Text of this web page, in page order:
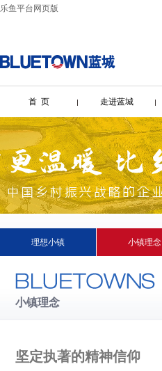
乐鱼平台网页版
首 页 走进蓝城
理想小镇 小镇理念
小镇理念
坚定执著的精神信仰